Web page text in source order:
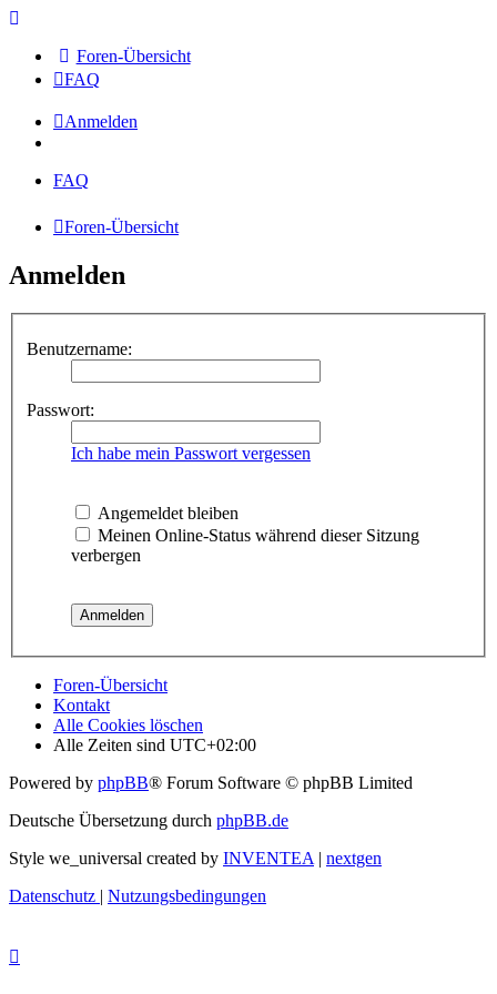
Foren-Übersicht
FAQ
Anmelden
FAQ
Foren-Übersicht
Anmelden
Benutzername:
Passwort:
Ich habe mein Passwort vergessen
Angemeldet bleiben
Meinen Online-Status während dieser Sitzung
verbergen
Foren-Übersicht
Kontakt
Alle Cookies löschen
Alle Zeiten sind UTC+02:00
Powered by phpBB® Forum Software © phpBB Limited
Deutsche Übersetzung durch phpBB.de
Style we_universal created by INVENTEA | nextgen
Datenschutz | Nutzungsbedingungen